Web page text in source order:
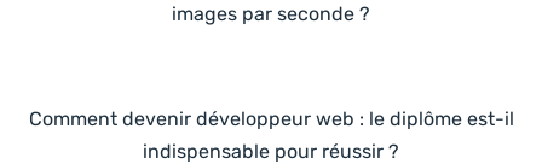
images par seconde ?
Comment devenir développeur web : le diplôme est-il
indispensable pour réussir ?